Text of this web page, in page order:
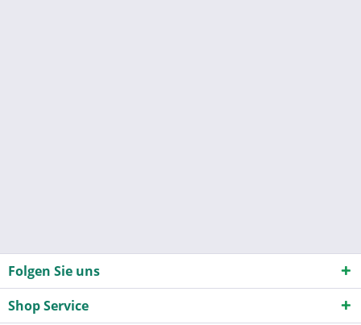
Folgen Sie uns
Shop Service